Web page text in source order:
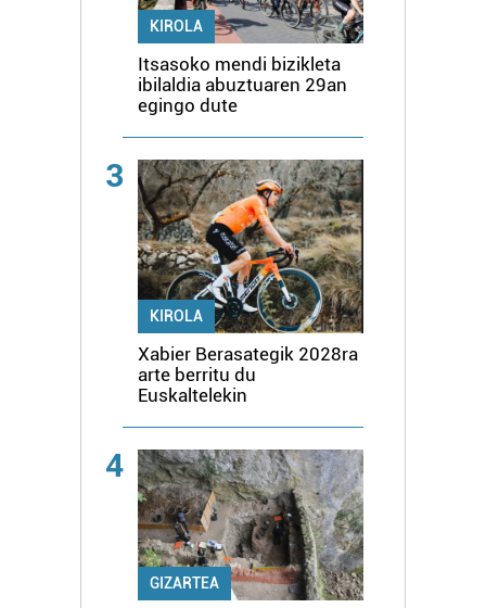
KIROLA
Itsasoko mendi bizikleta
ibilaldia abuztuaren 29an
egingo dute
3
KIROLA
Xabier Berasategik 2028ra
arte berritu du
Euskaltelekin
4
GIZARTEA